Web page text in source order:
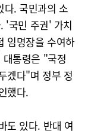
다. 국민과의 소
'국민 주권' 가치
임명장을 수여하
통령은 "국정
겠다"며 정부 정
했다.
도 있다. 반대 여